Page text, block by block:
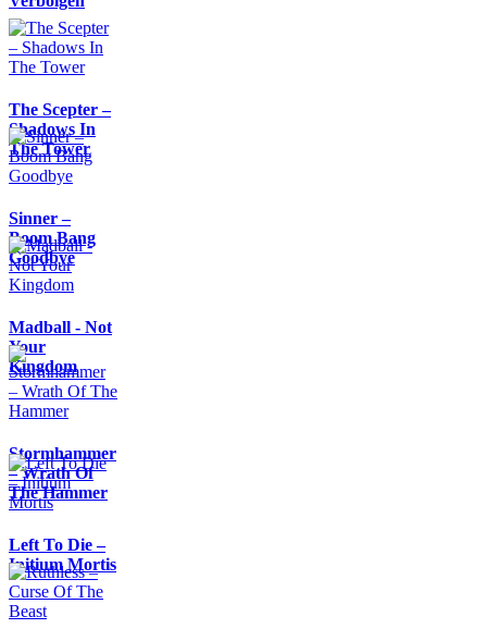
The Scepter –
Shadows In
The Tower
Sinner –
Boom Bang
Goodbye
Madball - Not
Your
Kingdom
Stormhammer
– Wrath Of
The Hammer
Left To Die –
Initium Mortis